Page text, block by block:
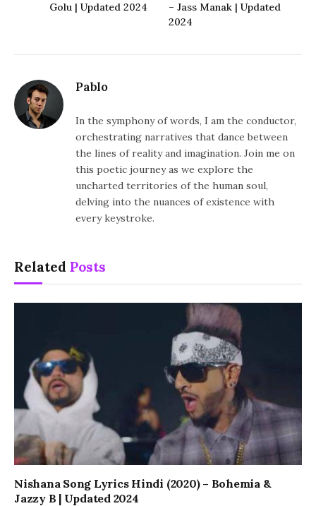
Golu | Updated 2024
– Jass Manak | Updated
2024
Pablo
In the symphony of words, I am the conductor,
orchestrating narratives that dance between
the lines of reality and imagination. Join me on
this poetic journey as we explore the
uncharted territories of the human soul,
delving into the nuances of existence with
every keystroke.
Related Posts
Nishana Song Lyrics Hindi (2020) – Bohemia &
Jazzy B | Updated 2024